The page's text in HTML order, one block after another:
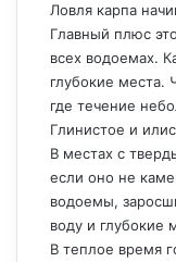
Ловля карпа
Главный плюс
всех водоемах.
глубокие места.
где течение
Глинистое и
В местах с
если оно не
водоемы,
воду и глубокие
В теплое время